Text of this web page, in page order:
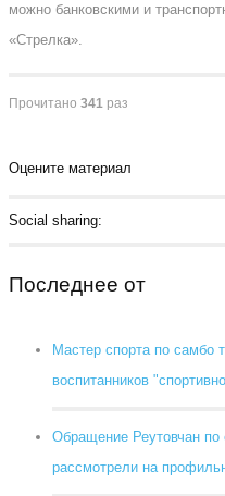
можно банковскими и
«Стрелка».
Прочитано 341 раз
Оцените материал
Social sharing:
Последнее от
Мастер спорта по самбо
воспитанников
Обращение Реутовчан по
рассмотрели на